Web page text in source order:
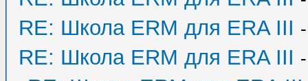
RE: Школа ERM для ERA III
RE: Школа ERM для ERA III